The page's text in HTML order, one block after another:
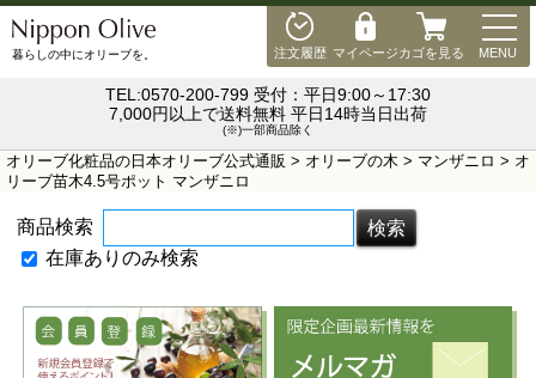
注文履歴 マイページカゴを見る MENU
暮らしの中にオリーブを。
TEL:0570-200-799 受付：平日9:00～17:30
7,000円以上で送料無料 平日14時当日出荷
(※)一部商品除く
オリーブ化粧品の日本オリーブ公式通販 > オリーブの木 > マンザニロ > オ
リーブ苗木4.5号ポット マンザニロ
商品検索
在庫ありのみ検索